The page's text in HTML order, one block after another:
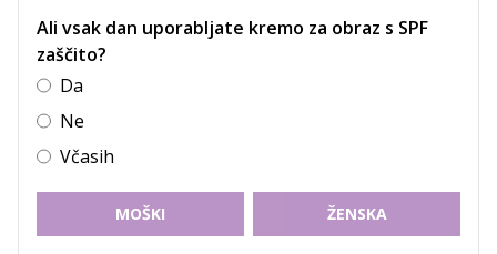
Ali vsak dan uporabljate kremo za obraz s SPF
zaščito?
Da
Ne
Včasih
MOŠKI ŽENSKA